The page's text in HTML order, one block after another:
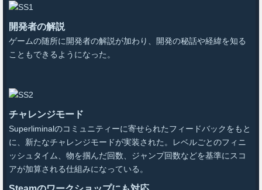
開発者の解説
ゲームの随所に開発者の解説が加わり、開発の秘話や経緯を知る
こともできるようになった。
チャレンジモード
Superliminalのコミュニティーに寄せられたフィードバックをもと
に、新たなチャレンジモードが実装された。レベルごとのフィニ
ッシュタイム、物を掴んだ回数、ジャンプ回数などを基準にスコ
アが加算される仕組みになっている。